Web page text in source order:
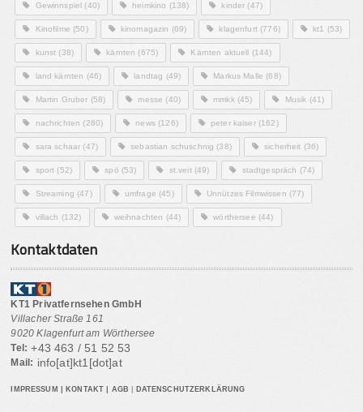
Gewinnspiel (40) heimkino (138) kinder (47)
Kinofilme (50) kinomagazin (69) klagenfurt(776) kt1 (53)
kunst (38) kärnten (675) Kärnten aktuell (144)
land kärnten (46) landtag (49) Markus Malle (68)
Martin Gruber (58) messe (40) mmkk(45) Musik (41)
nachrichten (280) news(126) peter kaiser(162)
sara schaar (47) sebastian schuschnig (38) sicherheit (36)
sport (52) spö (53) st.veit(49) stadtgespräch (74)
Streaming (47) umfrage (45) Unnützes Filmwissen (77)
villach (132) weihnachten (44) wörthersee (44)
Kontaktdaten
KT1 Privatfernsehen GmbH
Villacher Straße 161
9020 Klagenfurt am Wörthersee
Tel: +43 463 / 51 52 53
Mail: info[at]kt1[dot]at
IMPRESSUM KONTAKT AGB DATENSCHUTZERKLÄRUNG